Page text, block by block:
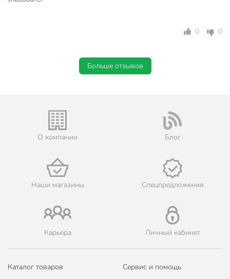
0 0
Больше отзывов
О компании Блог
Наши магазины Спецпредложения
Карьера Личный кабинет
Каталог товаров Сервис и помощь